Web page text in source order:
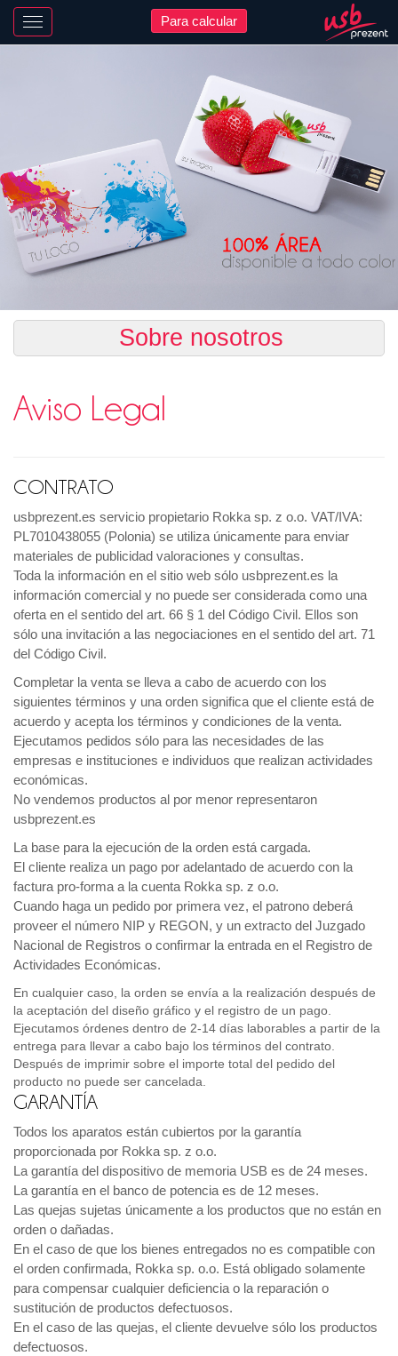
Nawigacja Para calcular
Sobre nosotros
Aviso Legal
CONTRATO
usbprezent.es servicio propietario Rokka sp. z o.o. VAT/IVA:
PL7010438055 (Polonia) se utiliza únicamente para enviar
materiales de publicidad valoraciones y consultas.
Toda la información en el sitio web sólo usbprezent.es la
información comercial y no puede ser considerada como una
oferta en el sentido del art. 66 § 1 del Código Civil. Ellos son
sólo una invitación a las negociaciones en el sentido del art. 71
del Código Civil.
Completar la venta se lleva a cabo de acuerdo con los
siguientes términos y una orden significa que el cliente está de
acuerdo y acepta los términos y condiciones de la venta.
Ejecutamos pedidos sólo para las necesidades de las
empresas e instituciones e individuos que realizan actividades
económicas.
No vendemos productos al por menor representaron
usbprezent.es
La base para la ejecución de la orden está cargada.
El cliente realiza un pago por adelantado de acuerdo con la
factura pro-forma a la cuenta Rokka sp. z o.o.
Cuando haga un pedido por primera vez, el patrono deberá
proveer el número NIP y REGON, y un extracto del Juzgado
Nacional de Registros o confirmar la entrada en el Registro de
Actividades Económicas.
En cualquier caso, la orden se envía a la realización después de
la aceptación del diseño gráfico y el registro de un pago.
Ejecutamos órdenes dentro de 2-14 días laborables a partir de la
entrega para llevar a cabo bajo los términos del contrato.
Después de imprimir sobre el importe total del pedido del
producto no puede ser cancelada.
GARANTÍA
Todos los aparatos están cubiertos por la garantía
proporcionada por Rokka sp. z o.o.
La garantía del dispositivo de memoria USB es de 24 meses.
La garantía en el banco de potencia es de 12 meses.
Las quejas sujetas únicamente a los productos que no están en
orden o dañadas.
En el caso de que los bienes entregados no es compatible con
el orden confirmada, Rokka sp. o.o. Está obligado solamente
para compensar cualquier deficiencia o la reparación o
sustitución de productos defectuosos.
En el caso de las quejas, el cliente devuelve sólo los productos
defectuosos.